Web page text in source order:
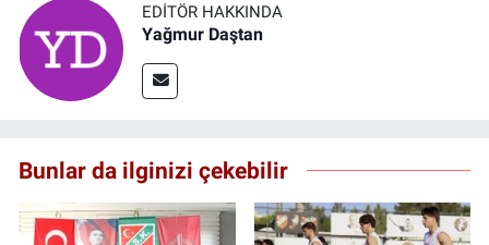
EDITÖR HAKKINDA
Yağmur Daştan
Bunlar da ilginizi çekebilir